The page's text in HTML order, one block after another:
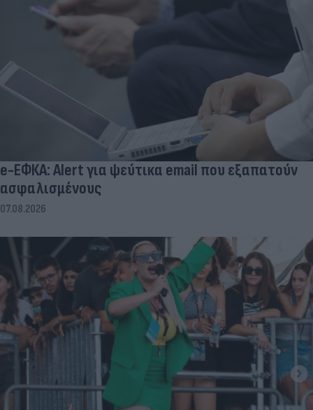
e-ΕΦΚΑ: Alert για ψεύτικα email που εξαπατούν
ασφαλισμένους
07.08.2026